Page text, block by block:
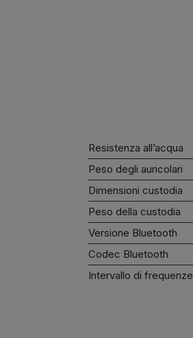
Resistenza all’acqua
Peso degli auricolari
Dimensioni custodia
Peso della custodia
Versione Bluetooth
Codec Bluetooth
Intervallo di frequenze